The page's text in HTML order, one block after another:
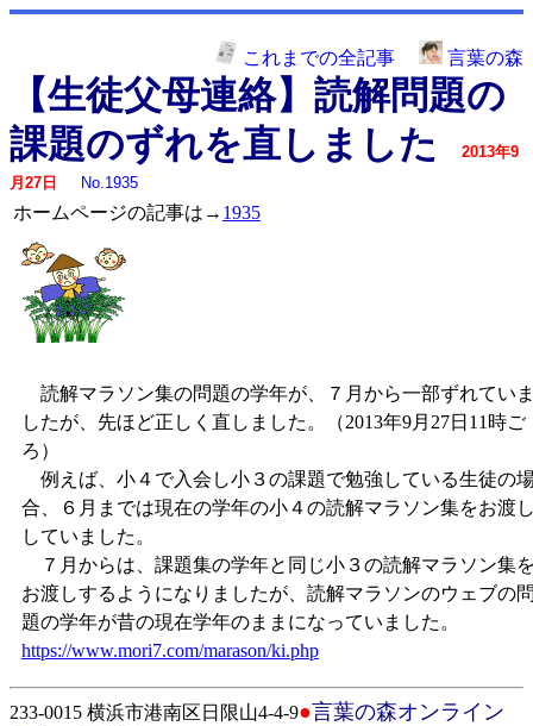
これまでの全記事 言葉の森
【生徒父母連絡】読解問題の
課題のずれを直しました
2013年9
月27日
No.1935
ホームページの記事は→ 1935
読解マラソン集の問題の学年が、７月から一部ずれてい
したが、先ほど正しく直しました。（2013年9月27日11時ご
ろ）
例えば、小４で入会し小３の課題で勉強している生徒の
合、６月までは現在の学年の小４の読解マラソン集をお渡
していました。
７月からは、課題集の学年と同じ小３の読解マラソン集
お渡しするようになりましたが、読解マラソンのウェブの
題の学年が昔の現在学年のままになっていました。
https://www.mori7.com/marason/ki.php
233-0015 横浜市港南区日限山4-4-9●言葉の森オンライン